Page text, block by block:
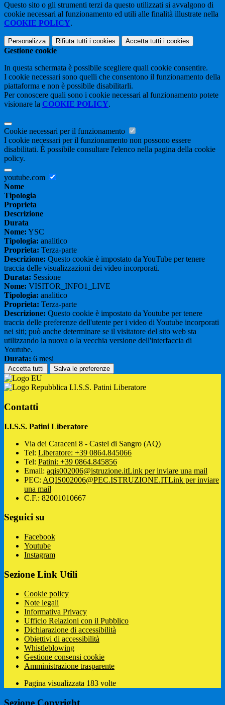
Questo sito o gli strumenti terzi da questo utilizzati si avvalgono di
cookie necessari al funzionamento ed utili alle finalità illustrate nella
COOKIE POLICY.
Personalizza Rifiuta tutti i cookies Accetta tutti i cookies
Gestione cookie
In questa schermata è possibile scegliere quali cookie consentire.
I cookie necessari sono quelli che consentono il funzionamento della
piattaforma e non è possibile disabilitarli.
Per conoscere quali sono i cookie necessari al funzionamento potete
visionare la COOKIE POLICY.
Cookie necessari per il funzionamento
I cookie necessari per il funzionamento non possono essere
disabilitati. È possibile consultare l'elenco nella pagina della cookie
policy.
youtube.com
Nome
Tipologia
Proprieta
Descrizione
Durata
Nome: YSC
Tipologia: analitico
Proprieta: Terza-parte
Descrizione: Questo cookie è impostato da YouTube per tenere
traccia delle visualizzazioni dei video incorporati.
Durata: Sessione
Nome: VISITOR_INFO1_LIVE
Tipologia: analitico
Proprieta: Terza-parte
Descrizione: Questo cookie è impostato da Youtube per tenere
traccia delle preferenze dell'utente per i video di Youtube incorporati
nei siti; può anche determinare se il visitatore del sito web sta
utilizzando la nuova o la vecchia versione dell'interfaccia di
Youtube.
Durata: 6 mesi
Accetta tutti Salva le preferenze
I.I.S.S. Patini Liberatore
Contatti
I.I.S.S. Patini Liberatore
Via dei Caraceni 8 - Castel di Sangro (AQ)
Tel: Liberatore: +39 0864.845066
Tel: Patini: +39 0864.845856
Email: aqis002006@istruzione.itLink per inviare una mail
PEC: AQIS002006@PEC.ISTRUZIONE.ITLink per inviare
una mail
C.F.: 82001010667
Seguici su
Facebook
Youtube
Instagram
Sezione Link Utili
Cookie policy
Note legali
Informativa Privacy
Ufficio Relazioni con il Pubblico
Dichiarazione di accessibilità
Obiettivi di accessibilità
Whistleblowing
Gestione consensi cookie
Amministrazione trasparente
Pagina visualizzata 183 volte
Sezione Copyright